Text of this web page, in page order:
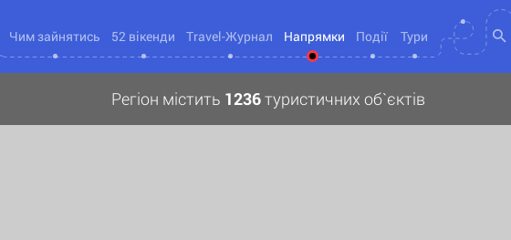
Чим зайнятись 52 вікенди Travel-Журнал Напрямки Події Тури
Регіон містить 1236туристичних об`єктів